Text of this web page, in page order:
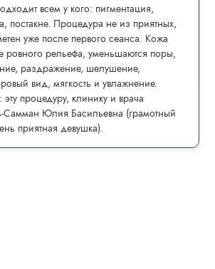
всем у кого: пигмeнтaция,
постaкнe. Процедура не из приятных,
уже после первого сеанса. Кожа
ровного рельефа, уменьшаются поры,
раздражение, шелушение,
вид, мягкость и увлажнение.
процедуру, клинику и врача
Самман Юлия Басильевна (грамотный
приятная девушка).